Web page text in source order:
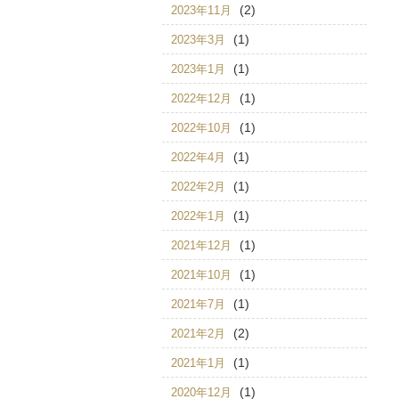
2023年11月 (2)
2023年3月 (1)
2023年1月 (1)
2022年12月 (1)
2022年10月 (1)
2022年4月 (1)
2022年2月 (1)
2022年1月 (1)
2021年12月 (1)
2021年10月 (1)
2021年7月 (1)
2021年2月 (2)
2021年1月 (1)
2020年12月 (1)